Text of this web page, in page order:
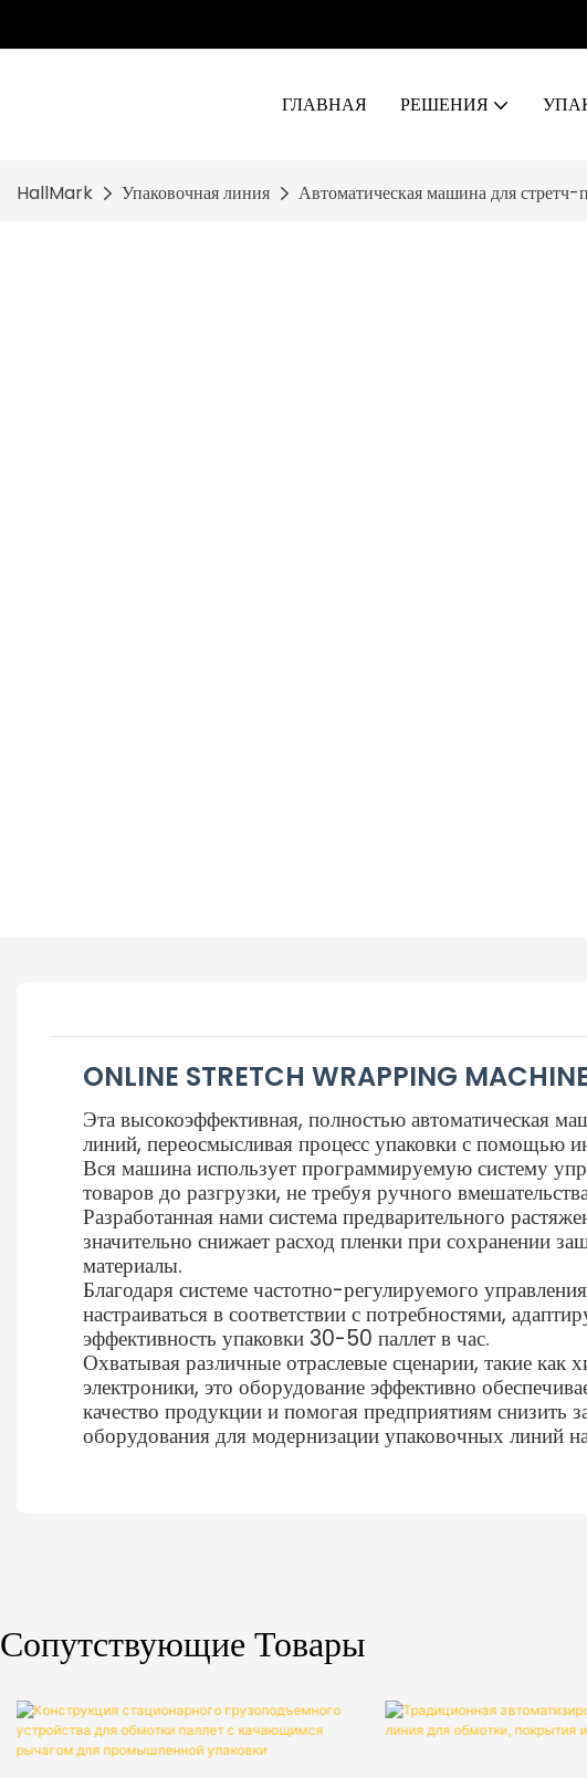
ГЛАВНАЯ РЕШЕНИЯ
HallMark Упаковочная линия Автоматическая машина для
ONLINE STRETCH WRAPPING
Эта высокоэффективная, полностью автоматическая
линий, переосмысливая процесс упаковки с помощью
Вся машина использует программируемую систему
товаров до разгрузки, не требуя ручного
Разработанная нами система предварительного
значительно снижает расход пленки при сохранении
материалы.
Благодаря системе частотно-регулируемого
настраиваться в соответствии с потребностями,
эффективность упаковки 30-50 паллет в час.
Охватывая различные отраслевые сценарии, такие
электроники, это оборудование эффективно
качество продукции и помогая предприятиям снизить
оборудования для модернизации упаковочных линий
Сопутствующие Товары